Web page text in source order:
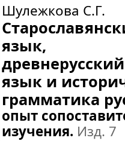
Шулежкова С.Г.
язык,
древнерусский
язык и
грамматика
опыт
изучения. Изд. 7